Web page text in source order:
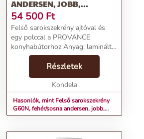
ANDERSEN, JOBB,
PROVANCE
54 500 Ft
Felső sarokszekrény ajtóval és
egy polccal a PROVANCE
konyhabútorhoz Anyag: laminált
DTD/lécek MDF-ből Színe:
fehér/andersen fenyő Méretek
(SzéxMéxMa): 60x60x72 cm
Anyagvastagság: 15 mm Jobbos
Részletek
Kondela
Hasonlók, mint Felső sarokszekrény
G60N, fehér/sosna andersen, jobb,
PROVANCE